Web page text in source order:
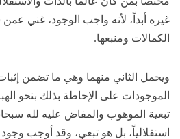
غيره أبداً، لأنه واجب الوجود، غني
الكمالات ومنبعها.
ويحمل الثاني منهما وهي ما تضمن
الموجودات على الإحاطة بذلك بنحو
تبعية الموهوب والمفاض عليه لله
استقلالياً، بل هو تبعي، وقد أوجب